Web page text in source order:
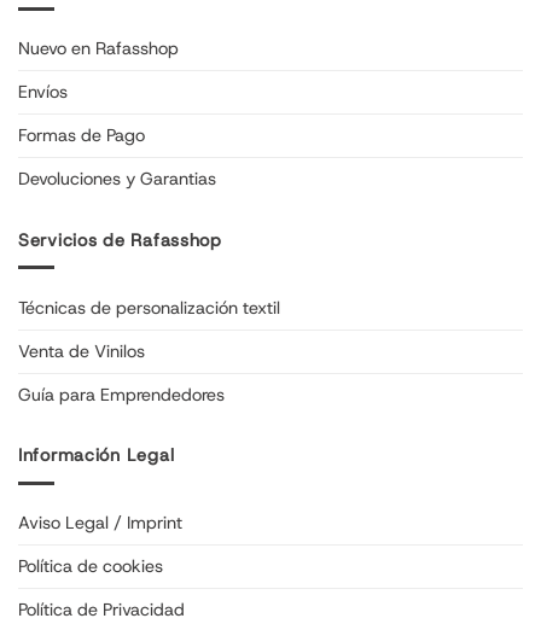
Nuevo en Rafasshop
Envíos
Formas de Pago
Devoluciones y Garantias
Servicios de Rafasshop
Técnicas de personalización textil
Venta de Vinilos
Guía para Emprendedores
Información Legal
Aviso Legal / Imprint
Política de cookies
Política de Privacidad